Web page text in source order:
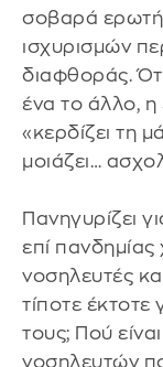
σοβαρά
ισχυρισμών
διαφθοράς.
ένα το άλλο, η
«κερδίζει τη
μοιάζει…
Πανηγυρίζει
επί πανδημίας
νοσηλευτές
τίποτε έκτοτε
τους; Πού
νοσηλευτών